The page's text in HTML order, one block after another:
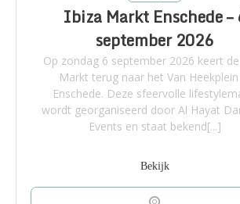
Ibiza Markt Enschede –
september 2026
Op zondag 6 september 2026 keert
Markt terug naar het Van
Enschede. Deze sfeervolle
wordt georganiseerd door Al Hayat
Events en staat bekend[...]
Bekijk